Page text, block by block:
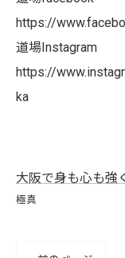
https://
道場Instagram
https://
ka
大阪で身も心も強
極真